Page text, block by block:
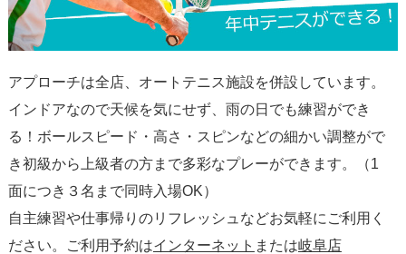
アプローチは全店、オートテニス施設を併設しています。
インドアなので天候を気にせず、雨の日でも練習ができ
る！ボールスピード・高さ・スピンなどの細かい調整がで
き初級から上級者の方まで多彩なプレーができます。（1
面につき３名まで同時入場OK）
自主練習や仕事帰りのリフレッシュなどお気軽にご利用く
ださい。ご利用予約はインターネット または岐阜店